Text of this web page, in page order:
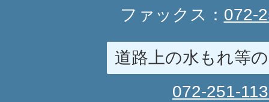
ファックス： 072-
道路上の水もれ等
072-251-